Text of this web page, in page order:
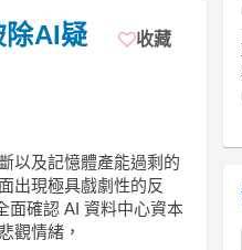
除AI疑
收藏
以及記憶體產能過剩的
出現極具戲劇性的反
面確認 AI 資料中心資本
觀情緒，